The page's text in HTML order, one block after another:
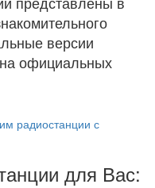
версии
официальных
радиостанции с
для Вас: